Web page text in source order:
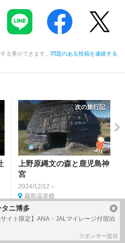
る事ができます。 問題のある投稿を連絡する
次の旅行記
上野原縄文の森と鹿児島神
宮
2024/12/12～
霧島温泉郷
ニ博多
サイト限定】ANA・JALマイレージ付宿泊
スポンサー提供